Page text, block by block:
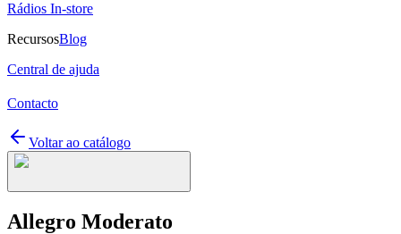
Rádios In-store
RecursosBlog
Central de ajuda
Contacto
Voltar ao catálogo
Allegro Moderato